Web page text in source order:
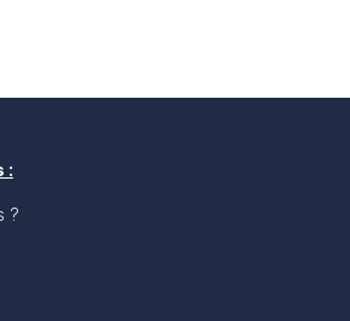
:
?